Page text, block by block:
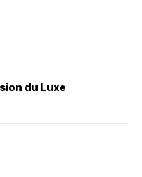
du Luxe